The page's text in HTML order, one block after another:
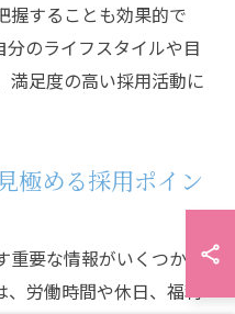
握することも効果的で
のライフスタイルや目
満足度の高い採用活動に
極める採用ポイン
重要な情報がいくつか記
、労働時間や休日、福利